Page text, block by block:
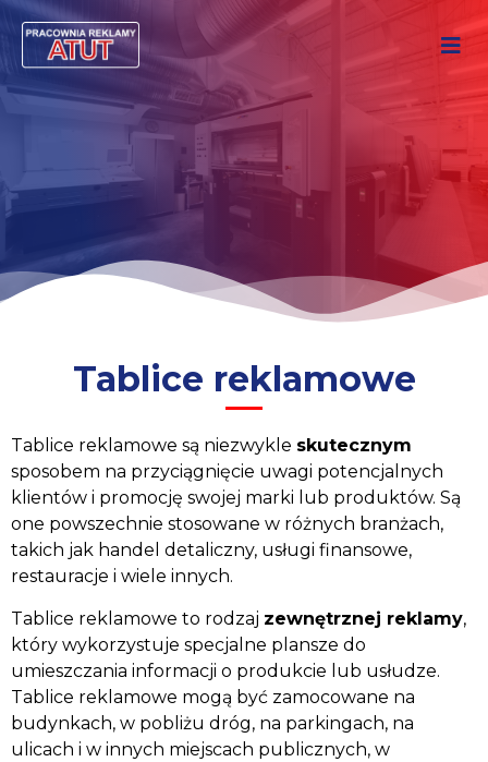
Tablice reklamowe
Tablice reklamowe są niezwykle skutecznym
sposobem na przyciągnięcie uwagi potencjalnych
klientów i promocję swojej marki lub produktów. Są
one powszechnie stosowane w różnych branżach,
takich jak handel detaliczny, usługi finansowe,
restauracje i wiele innych.
Tablice reklamowe to rodzaj zewnętrznej reklamy,
który wykorzystuje specjalne plansze do
umieszczania informacji o produkcie lub usłudze.
Tablice reklamowe mogą być zamocowane na
budynkach, w pobliżu dróg, na parkingach, na
ulicach i w innych miejscach publicznych, w